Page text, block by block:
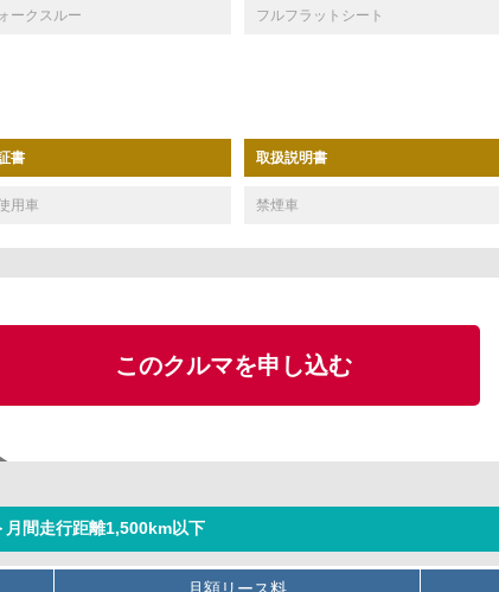
ークスルー フルフラットシート
書 取扱説明書
用車 禁煙車
このクルマを申し込む
間走行距離1,500km以下